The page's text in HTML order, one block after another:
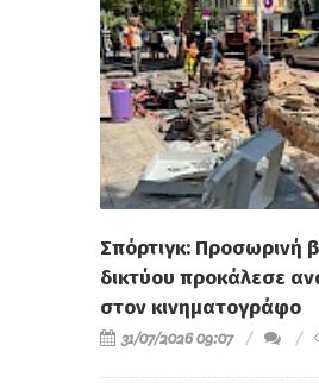
Σπόρτιγκ: Προσωρινή
δικτύου προκάλεσε
στον κινηματογράφο
31/07/2026 09:07